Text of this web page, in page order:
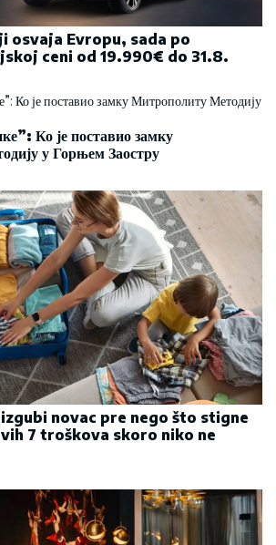
osvaja Evropu, sada po
ceni od 19.990€ do 31.8.
Ко је поставио замку
у Горњем Заостру
novac pre nego što stigne
7 troškova skoro niko ne